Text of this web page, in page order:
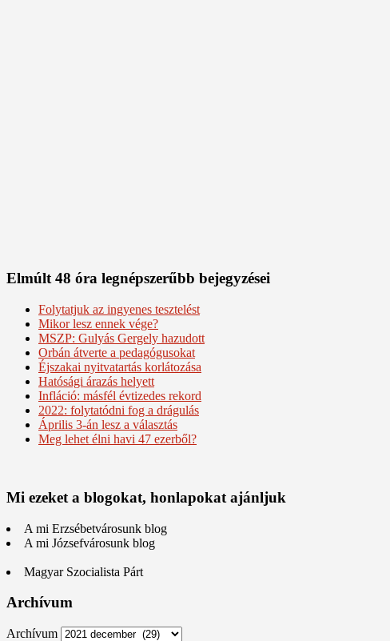
Elmúlt 48 óra legnépszerűbb bejegyzései
Folytatjuk az ingyenes tesztelést
Mikor lesz ennek vége?
MSZP: Gulyás Gergely hazudott
Orbán átverte a pedagógusokat
Éjszakai nyitvatartás korlátozása
Hatósági árazás helyett
Infláció: másfél évtizedes rekord
2022: folytatódni fog a drágulás
Április 3-án lesz a választás
Meg lehet élni havi 47 ezerből?
Mi ezeket a blogokat, honlapokat ajánljuk
A mi Erzsébetvárosunk blog
A mi Józsefvárosunk blog
Magyar Szocialista Párt
Archívum
Archívum